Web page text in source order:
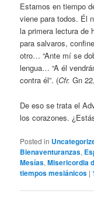
Estamos en tiempo
viene para todos. Él
la primera lectura de
para salvaros,
otro… “Ante mí se
lengua… “A él
contra él”. (Cfr. Gn
De eso se trata el
los corazones.
Posted in
Bienaventuranzas,
Mesías,Misericordia
tiempos mesiánicos |